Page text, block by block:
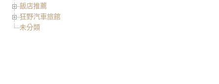
飯店推薦
狂野汽車旅館
未分類